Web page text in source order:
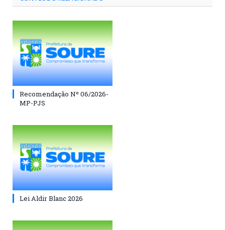
Recomendação Nº 06/2026-
MP-PJS
Lei Aldir Blanc 2026